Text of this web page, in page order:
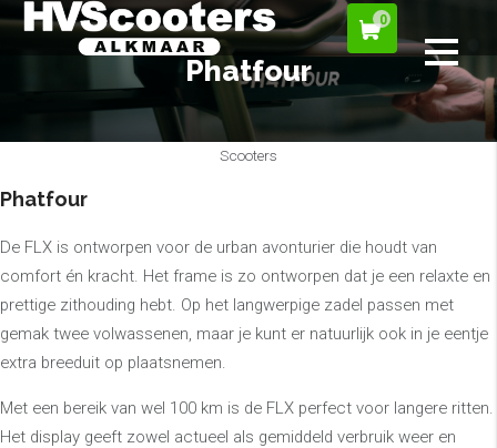
0
Phatfour
Scooters
Phatfour
De FLX is ontworpen voor de urban avonturier die houdt van
comfort én kracht. Het frame is zo ontworpen dat je een relaxte en
prettige zithouding hebt. Op het langwerpige zadel passen met
gemak twee volwassenen, maar je kunt er natuurlijk ook in je eentje
extra breeduit op plaatsnemen.
Met een bereik van wel 100 km is de FLX perfect voor langere ritten.
Het display geeft zowel actueel als gemiddeld verbruik weer en